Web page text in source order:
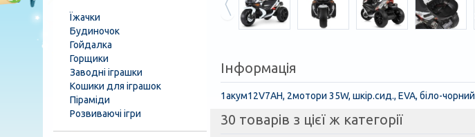
Інформація
1акум12V7AH, 2мотори 35W, шкір.сид., EVA, біло-чорний
30 товарів з цієї ж категорії
Їжачки
Будиночок
Гойдалка
Горщики
Заводні іграшки
Кошики для іграшок
Піраміди
Розвиваючі ігри